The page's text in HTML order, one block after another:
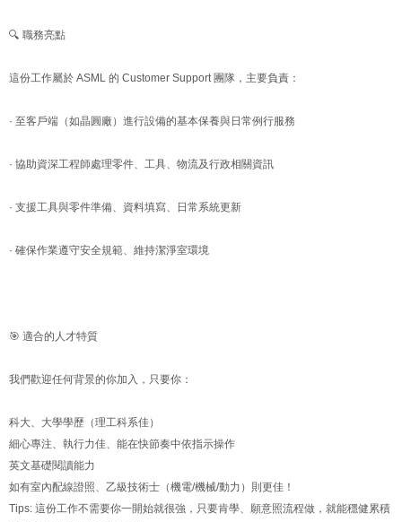
🔍 職務亮點
這份工作屬於 ASML 的 Customer Support 團隊，主要負責：
· 至客戶端（如晶圓廠）進行設備的基本保養與日常例行服務
· 協助資深工程師處理零件、工具、物流及行政相關資訊
· 支援工具與零件準備、資料填寫、日常系統更新
· 確保作業遵守安全規範、維持潔淨室環境
🎯 適合的人才特質
我們歡迎任何背景的你加入，只要你：
科大、大學學歷（理工科系佳）
細心專注、執行力佳、能在快節奏中依指示操作
英文基礎閱讀能力
如有室內配線證照、乙級技術士（機電/機械/動力）則更佳！
Tips: 這份工作不需要你一開始就很強，只要肯學、願意照流程做，就能穩健累積